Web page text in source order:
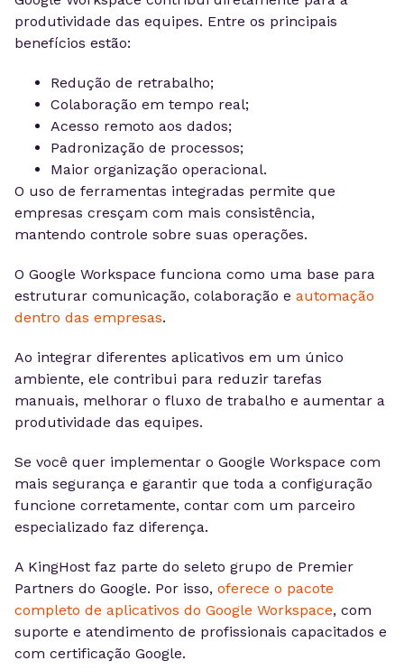
produtividade das equipes. Entre os principais
benefícios estão:
Redução de retrabalho;
Colaboração em tempo real;
Acesso remoto aos dados;
Padronização de processos;
Maior organização operacional.
O uso de ferramentas integradas permite que
empresas cresçam com mais consistência,
mantendo controle sobre suas operações.
O Google Workspace funciona como uma base para
estruturar comunicação, colaboração e automação
dentro das empresas.
Ao integrar diferentes aplicativos em um único
ambiente, ele contribui para reduzir tarefas
manuais, melhorar o fluxo de trabalho e aumentar a
produtividade das equipes.
Se você quer implementar o Google Workspace com
mais segurança e garantir que toda a configuração
funcione corretamente, contar com um parceiro
especializado faz diferença.
A KingHost faz parte do seleto grupo de Premier
Partners do Google. Por isso, oferece o pacote
completo de aplicativos do Google Workspace, com
suporte e atendimento de profissionais capacitados e
com certificação Google.